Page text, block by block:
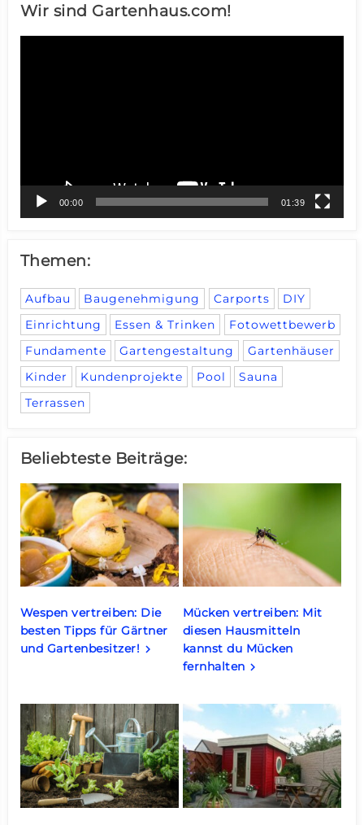
Wir sind Gartenhaus.com!
00:00 01:39
Themen:
Aufbau Baugenehmigung Carports
DIY
Einrichtung
Essen & Trinken
Fotowettbewerb
Fundamente
Gartengestaltung
Gartenhäuser
Kinder
Kundenprojekte Pool
Sauna
Terrassen
Beliebteste Beiträge:
Wespen vertreiben: Die
besten Tipps für Gärtner
und Gartenbesitzer! keyboard_arrow_right
Mücken vertreiben: Mit
diesen Hausmitteln
kannst du Mücken
fernhalten keyboard_arrow_right